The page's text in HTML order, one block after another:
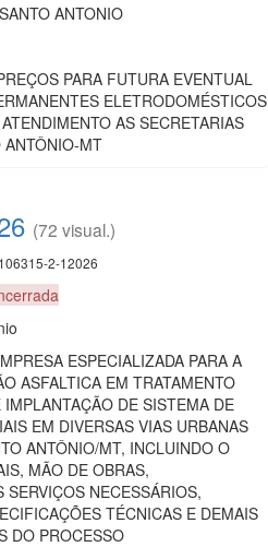
ANTONIO
PARA FUTURA EVENTUAL
ELETRODOMÉSTICOS
AS SECRETARIAS
ANTÔNIO-MT
(72 visual.)
2-12026
ESPECIALIZADA PARA A
ASFALTICA EM TRATAMENTO
DE SISTEMA DE
EM DIVERSAS VIAS URBANAS
ANTÔNIO/MT, INCLUINDO O
MÃO DE OBRAS,
NECESSÁRIOS,
TÉCNICAS E DEMAIS
DO PROCESSO